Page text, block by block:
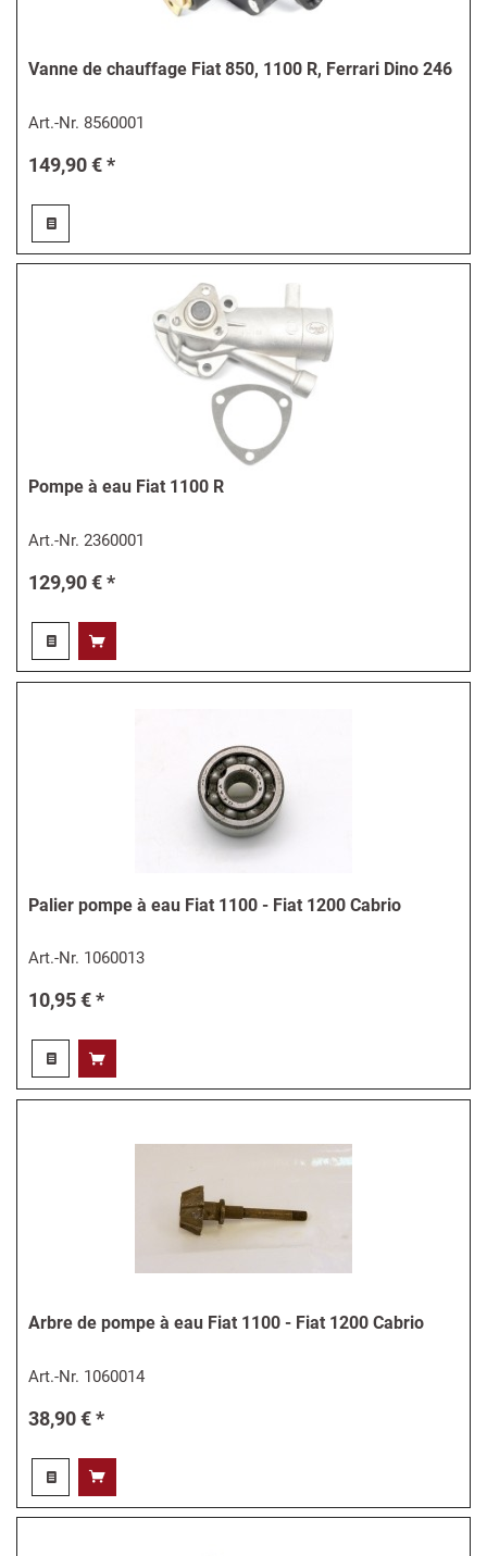
Vanne de chauffage Fiat 850, 1100 R, Ferrari Dino 246
Art.-Nr. 8560001
149,90 € *
Pompe à eau Fiat 1100 R
Art.-Nr.2360001
129,90 € *
Palier pompe à eau Fiat 1100 - Fiat 1200 Cabrio
Art.-Nr. 1060013
10,95 € *
Arbre de pompe à eau Fiat 1100 - Fiat 1200 Cabrio
Art.-Nr. 1060014
38,90 € *